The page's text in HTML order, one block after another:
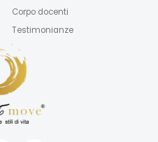
Corpo docenti
Testimonianze